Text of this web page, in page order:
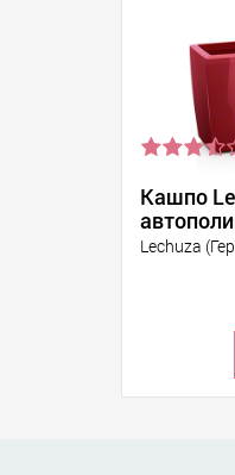
Кашпо
Lechuza